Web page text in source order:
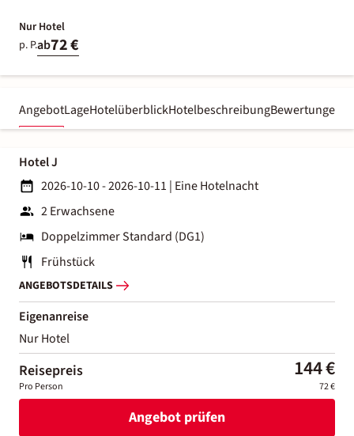
Nur Hotel
p. P.ab72 €
AngebotLageHotelüberblickHotelbeschreibungBewertungen
Hotel J
2026-10-10 - 2026-10-11 | Eine Hotelnacht
2 Erwachsene
Doppelzimmer Standard (DG1)
Frühstück
ANGEBOTSDETAILS
Eigenanreise
Nur Hotel
Reisepreis 144 €
Pro Person 72 €
Angebot prüfen